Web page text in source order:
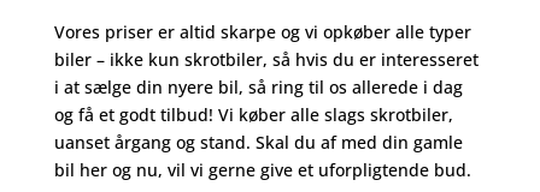
Vores priser er altid skarpe og vi opkøber alle typer
biler – ikke kun skrotbiler, så hvis du er interesseret
i at sælge din nyere bil, så ring til os allerede i dag
og få et godt tilbud! Vi køber alle slags skrotbiler,
uanset årgang og stand. Skal du af med din gamle
bil her og nu, vil vi gerne give et uforpligtende bud.